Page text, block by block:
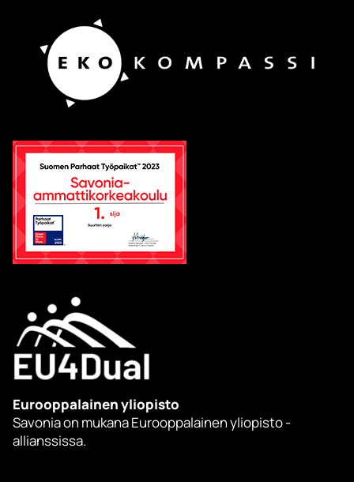
Eurooppalainen yliopisto
Savonia on mukana Eurooppalainen yliopisto -
allianssissa.